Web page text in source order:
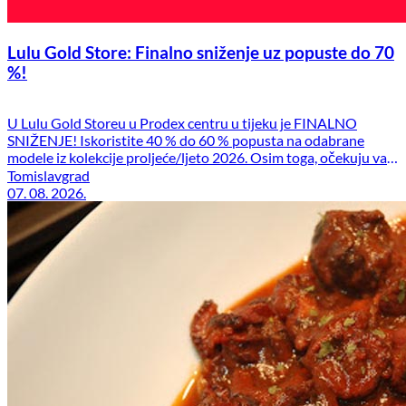
Lulu Gold Store: Finalno sniženje uz popuste do 70
%!
U Lulu Gold Storeu u Prodex centru u tijeku je FINALNO
SNIŽENJE! Iskoristite 40 % do 60 % popusta na odabrane
modele iz kolekcije proljeće/ljeto 2026. Osim toga, očekuju vas
i dodatne pogodnosti: stara kolekcija – 50 % + dodatnih 20 %
popusta stara U.S. Polo Assn. kolekcija – 70 % Posjetite nas u
Prodex centru […]
Tomislavgrad
07. 08. 2026.